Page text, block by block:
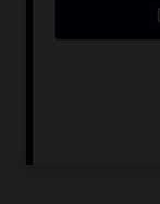
(Parlement de
fer de lance
toute